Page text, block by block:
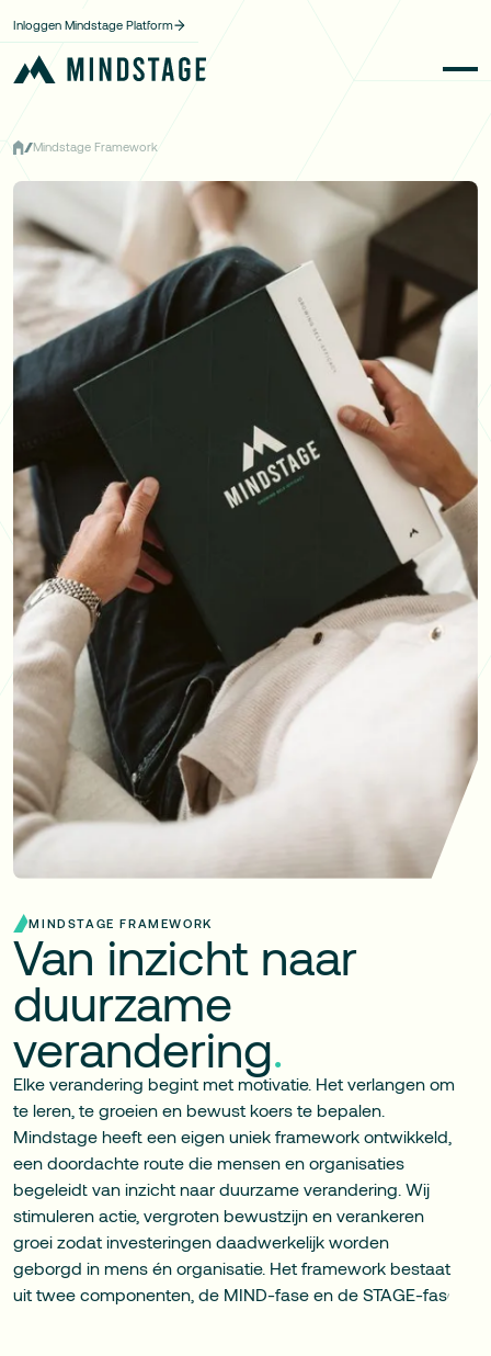
Inloggen Mindstage Platform
Mindstage Framework
MINDSTAGE FRAMEWORK
Van inzicht naar
duurzame
verandering.
Elke verandering begint met motivatie. Het verlangen om
te leren, te groeien en bewust koers te bepalen.
Mindstage heeft een eigen uniek framework ontwikkeld,
een doordachte route die mensen en organisaties
begeleidt van inzicht naar duurzame verandering. Wij
stimuleren actie, vergroten bewustzijn en verankeren
groei zodat investeringen daadwerkelijk worden
geborgd in mens én organisatie. Het framework bestaat
uit twee componenten, de MIND-fase en de STAGE-fase.